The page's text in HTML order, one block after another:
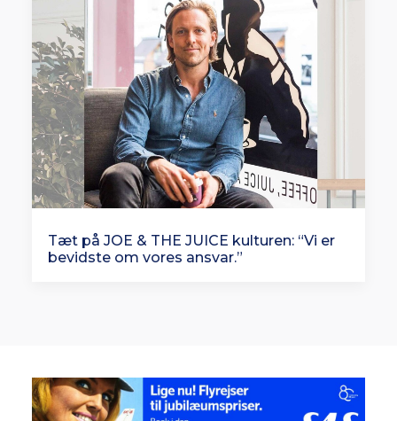
Tæt på JOE & THE JUICE kulturen: “Vi er
bevidste om vores ansvar.”